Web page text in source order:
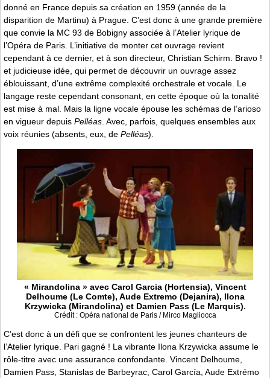
donné en France depuis sa création en 1959 (année de la
disparition de Martinu) à Prague. C’est donc à une grande première
que convie la MC 93 de Bobigny associée à l’Atelier lyrique de
l’Opéra de Paris. L’initiative de monter cet ouvrage revient
cependant à ce dernier, et à son directeur, Christian Schirm. Bravo !
et judicieuse idée, qui permet de découvrir un ouvrage assez
éblouissant, d’une extrême complexité orchestrale et vocale. Le
langage reste cependant consonant, en cette époque où la tonalité
est mise à mal. Mais la ligne vocale épouse les schémas de l’arioso
en vigueur depuis Pelléas . Avec, parfois, quelques ensembles aux
voix réunies (absents, eux, de Pelléas).
« Mirandolina » avec Carol Garcia (Hortensia), Vincent
Delhoume (Le Comte), Aude Extremo (Dejanira), Ilona
Krzywicka (Mirandolina) et Damien Pass (Le Marquis).
Crédit : Opéra national de Paris / Mirco Magliocca
C’est donc à un défi que se confrontent les jeunes chanteurs de
l’Atelier lyrique. Pari gagné ! La vibrante Ilona Krzywicka assume le
rôle-titre avec une assurance confondante. Vincent Delhoume,
Damien Pass, Stanislas de Barbeyrac, Carol García, Aude Extrémo